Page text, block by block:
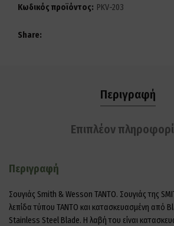
Κωδικός προϊόντος: PKV-203
Share
Περιγραφή
Επιπλέον
Περιγραφή
Σουγιάς Smith & Wesson TANTO. Σουγιάς της
λεπίδα τύπου TANTO και κατασκευασμένη από
Stainless Steel Blade. Η λαβή του είναι